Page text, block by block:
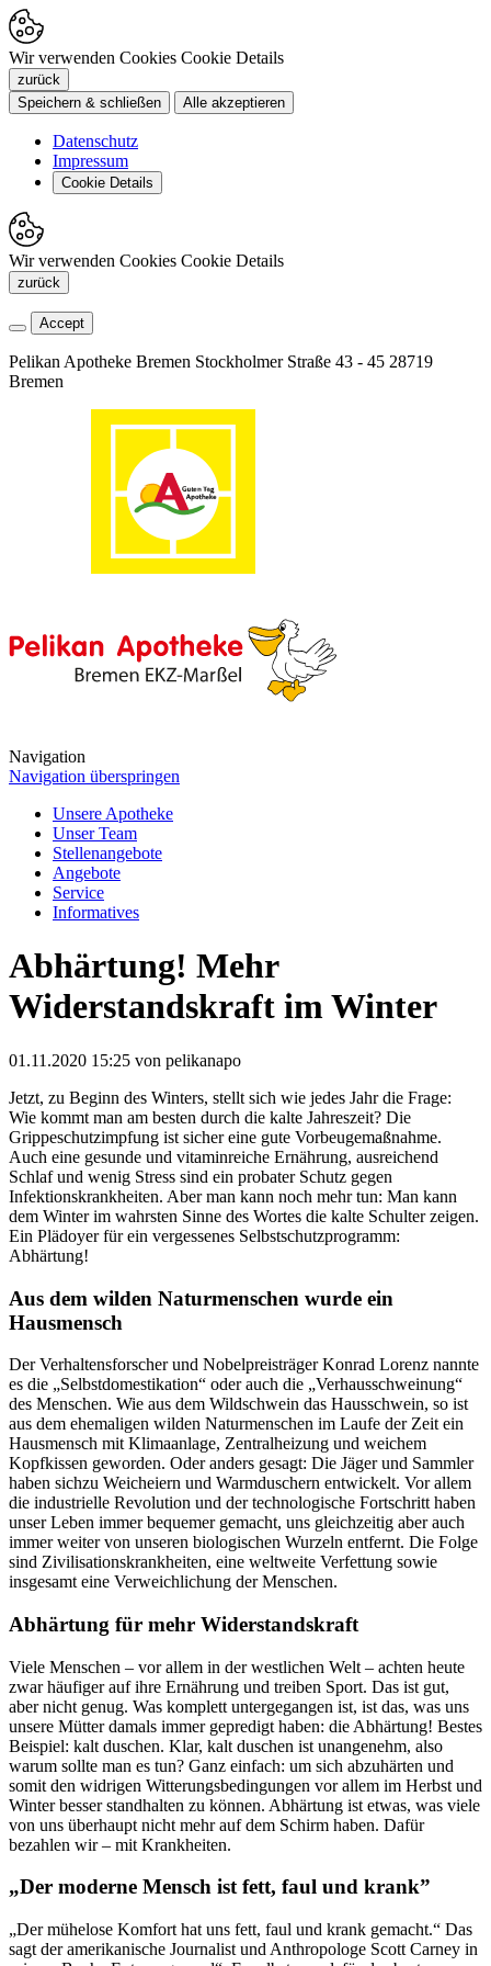
Wir verwenden Cookies Cookie Details
zurück
Speichern & schließen
Alle akzeptieren
Datenschutz
Impressum
Cookie Details
Wir verwenden Cookies Cookie Details
zurück
Accept
Pelikan Apotheke Bremen Stockholmer Straße 43 - 45 28719
Bremen
Navigation
Navigation überspringen
Unsere Apotheke
Unser Team
Stellenangebote
Angebote
Service
Informatives
Abhärtung! Mehr
Widerstandskraft im Winter
01.11.2020 15:25 von pelikanapo
Jetzt, zu Beginn des Winters, stellt sich wie jedes Jahr die Frage:
Wie kommt man am besten durch die kalte Jahreszeit? Die
Grippeschutzimpfung ist sicher eine gute Vorbeugemaßnahme.
Auch eine gesunde und vitaminreiche Ernährung, ausreichend
Schlaf und wenig Stress sind ein probater Schutz gegen
Infektionskrankheiten. Aber man kann noch mehr tun: Man kann
dem Winter im wahrsten Sinne des Wortes die kalte Schulter zeigen.
Ein Plädoyer für ein vergessenes Selbstschutzprogramm:
Abhärtung!
Aus dem wilden Naturmenschen wurde ein
Hausmensch
Der Verhaltensforscher und Nobelpreisträger Konrad Lorenz nannte
es die „Selbstdomestikation“ oder auch die „Verhausschweinung“
des Menschen. Wie aus dem Wildschwein das Hausschwein, so ist
aus dem ehemaligen wilden Naturmenschen im Laufe der Zeit ein
Hausmensch mit Klimaanlage, Zentralheizung und weichem
Kopfkissen geworden. Oder anders gesagt: Die Jäger und Sammler
haben sichzu Weicheiern und Warmduschern entwickelt. Vor allem
die industrielle Revolution und der technologische Fortschritt haben
unser Leben immer bequemer gemacht, uns gleichzeitig aber auch
immer weiter von unseren biologischen Wurzeln entfernt. Die Folge
sind Zivilisationskrankheiten, eine weltweite Verfettung sowie
insgesamt eine Verweichlichung der Menschen.
Abhärtung für mehr Widerstandskraft
Viele Menschen – vor allem in der westlichen Welt – achten heute
zwar häufiger auf ihre Ernährung und treiben Sport. Das ist gut,
aber nicht genug. Was komplett untergegangen ist, ist das, was uns
unsere Mütter damals immer gepredigt haben: die Abhärtung! Bestes
Beispiel: kalt duschen. Klar, kalt duschen ist unangenehm, also
warum sollte man es tun? Ganz einfach: um sich abzuhärten und
somit den widrigen Witterungsbedingungen vor allem im Herbst und
Winter besser standhalten zu können. Abhärtung ist etwas, was viele
von uns überhaupt nicht mehr auf dem Schirm haben. Dafür
bezahlen wir – mit Krankheiten.
„Der moderne Mensch ist fett, faul und krank”
„Der mühelose Komfort hat uns fett, faul und krank gemacht.“ Das
sagt der amerikanische Journalist und Anthropologe Scott Carney in